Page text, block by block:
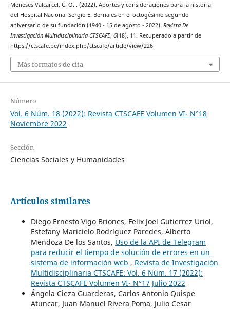
Meneses Valcarcel, C. O. . (2022). Aportes y consideraciones para la historia
del Hospital Nacional Sergio E. Bernales en el octogésimo segundo
aniversario de su fundación (1940 - 15 de agosto - 2022). Revista De
Investigación Multidisciplinaria CTSCAFE, 6(18), 11. Recuperado a partir de
https://ctscafe.pe/index.php/ctscafe/article/view/226
Más formatos de cita
Número
Vol. 6 Núm. 18 (2022): Revista CTSCAFE Volumen VI- N°18
Noviembre 2022
Sección
Ciencias Sociales y Humanidades
Artículos similares
Diego Ernesto Vigo Briones, Felix Joel Gutierrez Uriol,
Estefany Maricielo Rodríguez Paredes, Alberto
Mendoza De los Santos, Uso de la API de Telegram
para reducir el tiempo de solución de errores en un
sistema de información web , Revista de Investigación
Multidisciplinaria CTSCAFE: Vol. 6 Núm. 17 (2022):
Revista CTSCAFE Volumen VI- N°17 Julio 2022
Ángela Cieza Guarderas, Carlos Antonio Quispe
Atuncar, Juan Manuel Rivera Poma, Julio Cesar